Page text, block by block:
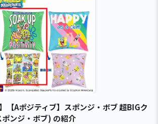
【Aポジティブ】スポンジ・ボブ 超BIGク
ンジ・ボブ) の紹介